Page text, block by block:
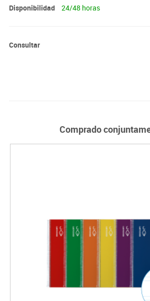
Disponibilidad
24/48 horas
Consultar
Comprado